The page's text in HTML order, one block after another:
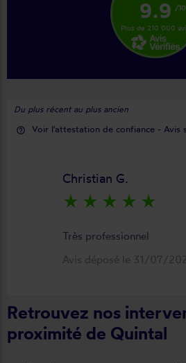
9.9 /10
Plus de 210 000
Du plus récent au plus ancien
help_outline Voir l'attestation de confiance - Avis
Christian G.
star_rate star_rate star_rate star_rate star_rate
Très professionnel
Avis déposé le 31/07/
Retrouvez nos
proximité de Quintal